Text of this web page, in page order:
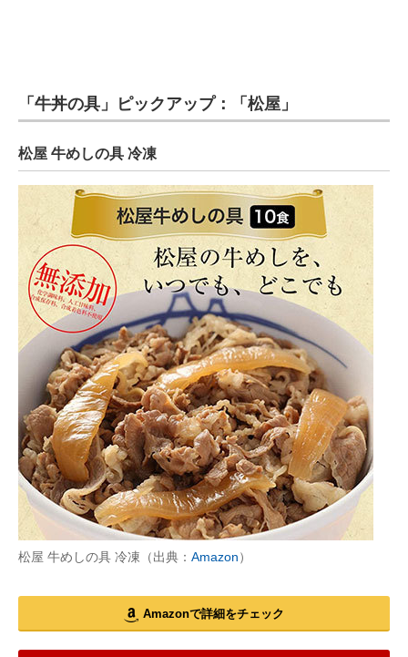
「牛丼の具」ピックアップ：「松屋」
松屋 牛めしの具 冷凍
松屋 牛めしの具 冷凍（出典： Amazon）
Amazonで詳細をチェック